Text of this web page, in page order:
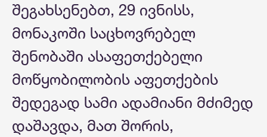
შეგახსენებთ, 29 ივნისს,
მონაკოში საცხოვრებელ
შენობაში ასაფეთქებელი
მოწყობილობის აფეთქების
შედეგად სამი ადამიანი მძიმედ
დაშავდა, მათ შორის,